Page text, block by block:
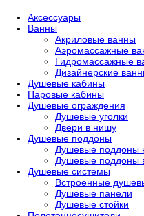
Аксессуары
Ванны
Акриловые ванны
Аэромассажные
Гидромассажные
Дизайнерские
Душевые кабины
Паровые кабины
Душевые ограждения
Душевые уголки
Двери в нишу
Душевые поддоны
Душевые поддоны
Душевые поддоны
Душевые системы
Встроенные
Душевые панели
Душевые стойки